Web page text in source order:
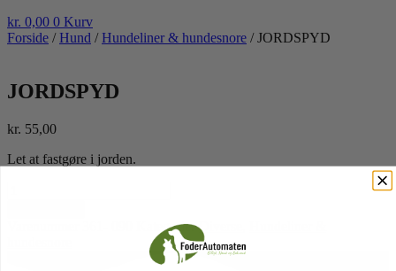
kr. 0,00 0 Kurv
Forside /Hund /Hundeliner & hundesnore / JORDSPYD
JORDSPYD
kr. 55,00
Let at fastgøre i jorden.
Kategorier Diverse